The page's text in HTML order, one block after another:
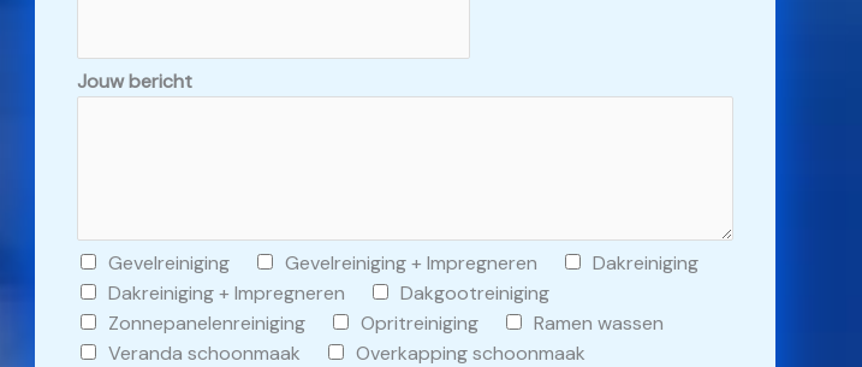
Jouw bericht
C
h
e
c
Gevelreiniging Gevelreiniging + Impregneren
Dakreiniging
Dakreiniging + Impregneren
Dakgootreiniging
Zonnepanelenreiniging
Opritreiniging
Ramen wassen
Veranda schoonmaak
Overkapping schoonmaak